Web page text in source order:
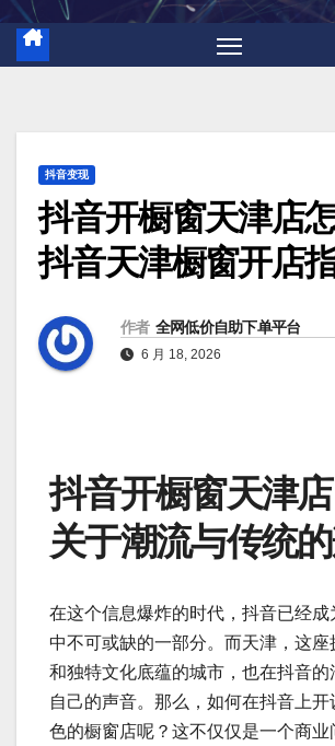
抖音变现
抖音开橱窗天津店怎
抖音天津橱窗开店
作者 全网低价自助下单平台
6 月 18, 2026
抖音开橱窗天津
关于潮流与传统
在这个信息爆炸的时代，抖音已经成
中不可或缺的一部分。而天津，这座
和独特文化底蕴的城市，也在抖音的
自己的声音。那么，如何在抖音上
色的橱窗店呢？这不仅仅是一个商业